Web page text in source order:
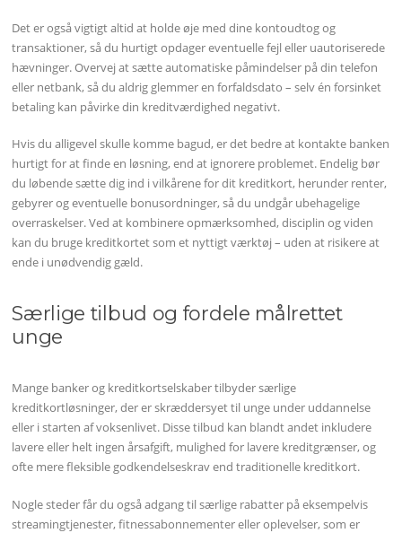
Det er også vigtigt altid at holde øje med dine kontoudtog og
transaktioner, så du hurtigt opdager eventuelle fejl eller uautoriserede
hævninger. Overvej at sætte automatiske påmindelser på din telefon
eller netbank, så du aldrig glemmer en forfaldsdato – selv én forsinket
betaling kan påvirke din kreditværdighed negativt.
Hvis du alligevel skulle komme bagud, er det bedre at kontakte banken
hurtigt for at finde en løsning, end at ignorere problemet. Endelig bør
du løbende sætte dig ind i vilkårene for dit kreditkort, herunder renter,
gebyrer og eventuelle bonusordninger, så du undgår ubehagelige
overraskelser. Ved at kombinere opmærksomhed, disciplin og viden
kan du bruge kreditkortet som et nyttigt værktøj – uden at risikere at
ende i unødvendig gæld.
Særlige tilbud og fordele målrettet
unge
Mange banker og kreditkortselskaber tilbyder særlige
kreditkortløsninger, der er skræddersyet til unge under uddannelse
eller i starten af voksenlivet. Disse tilbud kan blandt andet inkludere
lavere eller helt ingen årsafgift, mulighed for lavere kreditgrænser, og
ofte mere fleksible godkendelseskrav end traditionelle kreditkort.
Nogle steder får du også adgang til særlige rabatter på eksempelvis
streamingtjenester, fitnessabonnementer eller oplevelser, som er